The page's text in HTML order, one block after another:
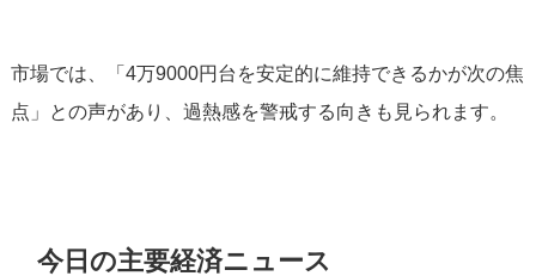
市場では、「4万9000円台を安定的に維持できるかが次の焦
点」との声があり、過熱感を警戒する向きも見られます。
今日の主要経済ニュース